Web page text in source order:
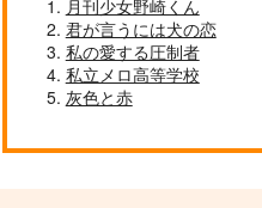
月刊少女野崎くん
君が言うには犬の恋
私の愛する圧制者
私立メロ高等学校
灰色と赤